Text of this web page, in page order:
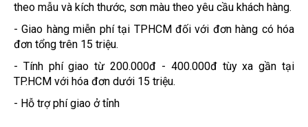
theo mẫu và kích thước, sơn màu theo yêu cầu khách hàng.
- Giao hàng miễn phí tại TPHCM đối với đơn hàng có hóa
đơn tổng trên 15 triệu.
- Tính phí giao từ 200.000đ - 400.000đ tùy xa gần tại
TP.HCM với hóa đơn dưới 15 triệu.
- Hỗ trợ phí giao ở tỉnh